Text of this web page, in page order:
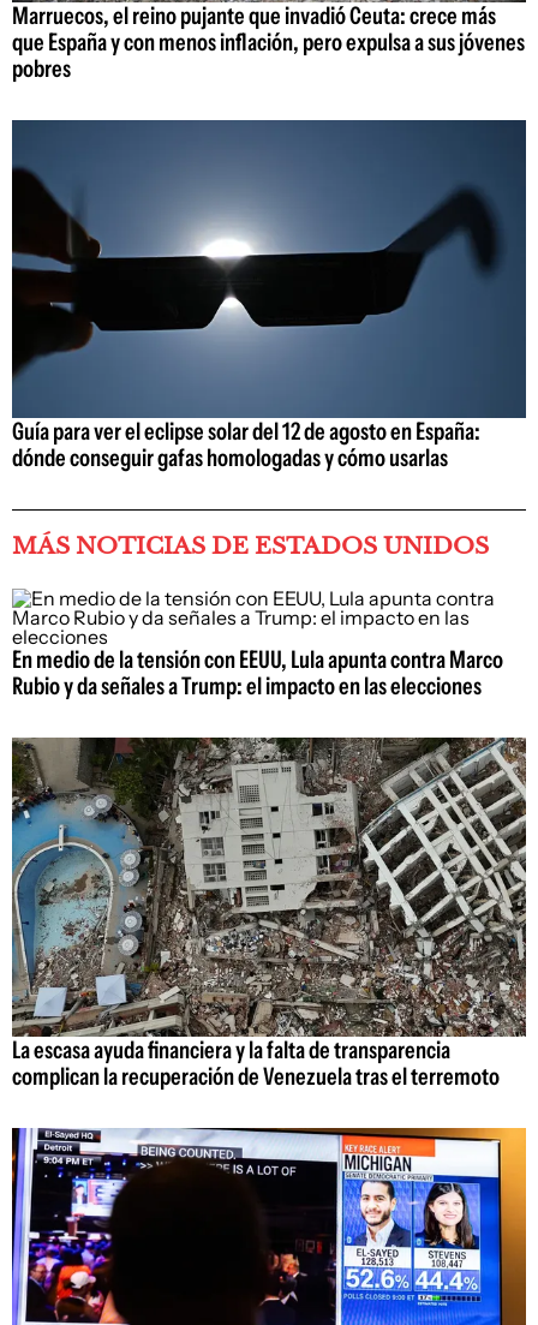
Marruecos, el reino pujante que invadió Ceuta: crece más
que España y con menos inflación, pero expulsa a sus jóvenes
pobres
Guía para ver el eclipse solar del 12 de agosto en España:
dónde conseguir gafas homologadas y cómo usarlas
MÁS NOTICIAS DE ESTADOS UNIDOS
En medio de la tensión con EEUU, Lula apunta contra Marco
Rubio y da señales a Trump: el impacto en las elecciones
La escasa ayuda financiera y la falta de transparencia
complican la recuperación de Venezuela tras el terremoto